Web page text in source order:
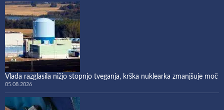
Vlada razglasila nižjo stopnjo tveganja, krška nuklearka zmanjšuje moč
05.08.2026